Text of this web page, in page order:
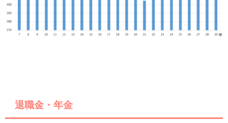
退職金・年金